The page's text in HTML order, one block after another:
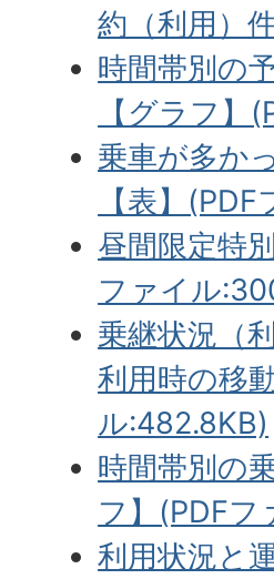
約（利用）
時間帯別の
【グラフ
乗車が多か
【表】
昼間限定特
ファイル
乗継状況（
利用時の移
ル:482.8KB)
時間帯別の
フ】(PDFフ
利用状況と